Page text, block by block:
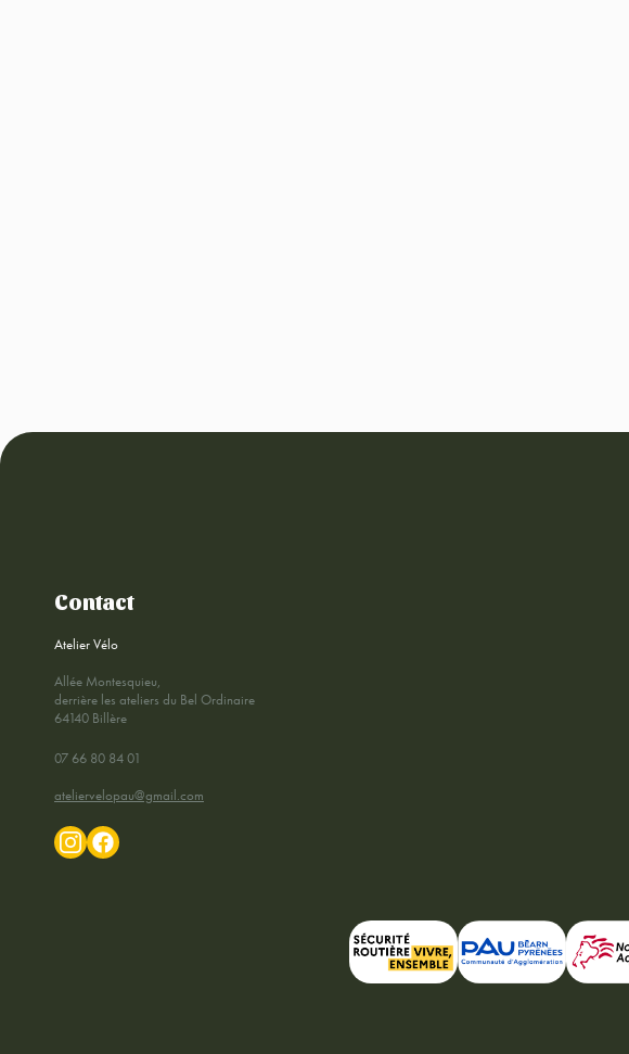
Contact
Atelier Vélo
Allée Montesquieu,
derrière les ateliers du Bel Ordinaire
64140 Billère
07 66 80 84 01
ateliervelopau@gmail.com